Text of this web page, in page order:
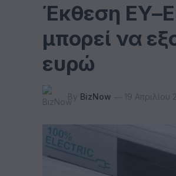
Έκθεση
μπορεί να
ευρώ
By BizNow 19 Απριλίου